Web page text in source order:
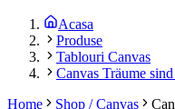
Acasa
Produse
Tablouri Canvas
Canvas Träume
Home
Shop / Canvas